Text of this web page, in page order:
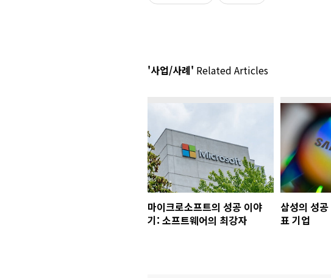
'사업/사례' Related Articles
마이크로소프트의 성공 이야
기: 소프트웨어의 최강자
삼성의 성
표 기업